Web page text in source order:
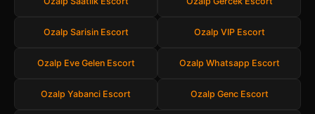
Ozalp Sarisin Escort Ozalp VIP Escort
Ozalp Eve Gelen Escort Ozalp Whatsapp Escort
Ozalp Yabanci Escort Ozalp Genc Escort